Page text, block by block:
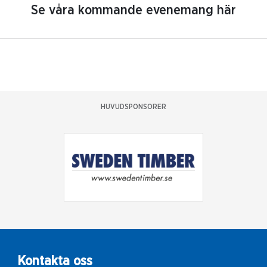
Se våra kommande evenemang här
HUVUDSPONSORER
Kontakta oss